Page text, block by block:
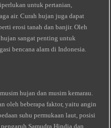
untuk pertanian,
air. Curah hujan juga dapat
erosi tanah dan banjir. Oleh
sangat penting untuk
bencana alam di Indonesia.
hujan dan musim kemarau.
oleh beberapa faktor, yaitu angin
suhu permukaan laut, posisi
Samudra Hindia dan